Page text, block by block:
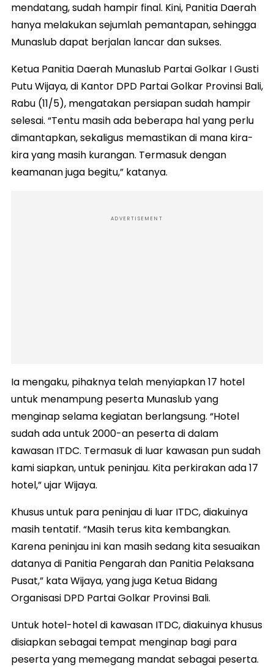
mendatang, sudah hampir final. Kini, Panitia Daerah
hanya melakukan sejumlah pemantapan, sehingga
Munaslub dapat berjalan lancar dan sukses.
Ketua Panitia Daerah Munaslub Partai Golkar I Gusti
Putu Wijaya, di Kantor DPD Partai Golkar Provinsi Bali,
Rabu (11/5), mengatakan persiapan sudah hampir
selesai. “Tentu masih ada beberapa hal yang perlu
dimantapkan, sekaligus memastikan di mana kira-
kira yang masih kurangan. Termasuk dengan
keamanan juga begitu,” katanya.
ADVERTISEMENT
Ia mengaku, pihaknya telah menyiapkan 17 hotel
untuk menampung peserta Munaslub yang
menginap selama kegiatan berlangsung. “Hotel
sudah ada untuk 2000-an peserta di dalam
kawasan ITDC. Termasuk di luar kawasan pun sudah
kami siapkan, untuk peninjau. Kita perkirakan ada 17
hotel,” ujar Wijaya.
Khusus untuk para peninjau di luar ITDC, diakuinya
masih tentatif. “Masih terus kita kembangkan.
Karena peninjau ini kan masih sedang kita sesuaikan
datanya di Panitia Pengarah dan Panitia Pelaksana
Pusat,” kata Wijaya, yang juga Ketua Bidang
Organisasi DPD Partai Golkar Provinsi Bali.
Untuk hotel-hotel di kawasan ITDC, diakuinya khusus
disiapkan sebagai tempat menginap bagi para
peserta yang memegang mandat sebagai peserta.